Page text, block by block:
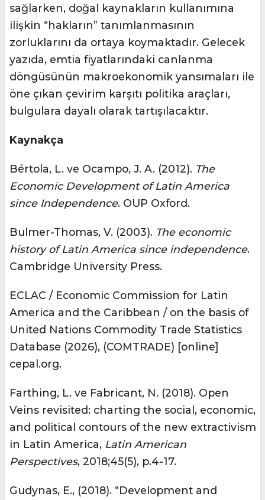
sağlarken, doğal kaynakların kullanımına
ilişkin “hakların” tanımlanmasının
zorluklarını da ortaya koymaktadır. Gelecek
yazıda, emtia fiyatlarındaki canlanma
döngüsünün makroekonomik yansımaları ile
öne çıkan çevirim karşıtı politika araçları,
bulgulara dayalı olarak tartışılacaktır.
Kaynakça
Bértola, L. ve Ocampo, J. A. (2012). The
Economic Development of Latin America
since Independence. OUP Oxford.
Bulmer-Thomas, V. (2003). The economic
history of Latin America since independence.
Cambridge University Press.
ECLAC / Economic Commission for Latin
America and the Caribbean / on the basis of
United Nations Commodity Trade Statistics
Database (2026), (COMTRADE) [online]
cepal.org.
Farthing, L. ve Fabricant, N. (2018). Open
Veins revisited: charting the social, economic,
and political contours of the new extractivism
in Latin America, Latin American
Perspectives, 2018;45(5), p.4-17.
Gudynas, E., (2018). “Development and